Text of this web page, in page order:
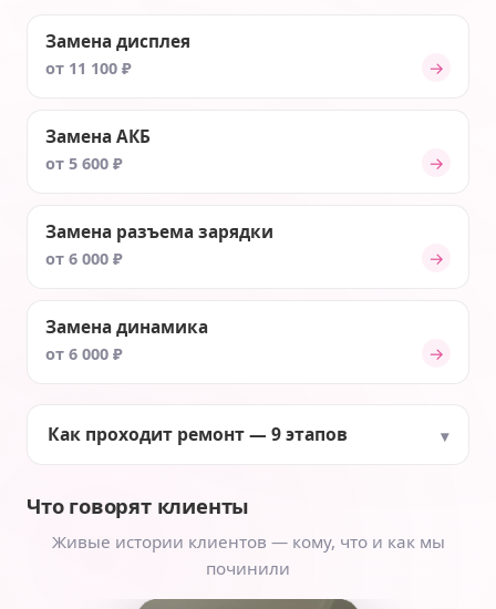
Замена дисплея
от 11 100 ₽ →
Замена АКБ
от 5 600 ₽ →
Замена разъема зарядки
от 6 000 ₽ →
Замена динамика
от 6 000 ₽ →
Как проходит ремонт — 9 этапов
Что говорят клиенты
Живые истории клиентов — кому, что и как мы
починили